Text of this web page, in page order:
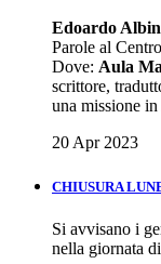
Edoardo
Parole al
Dove: Aula
scrittore,
una missione
20 Apr 2023
CHIUSURA
Si avvisano i
nella giornata di